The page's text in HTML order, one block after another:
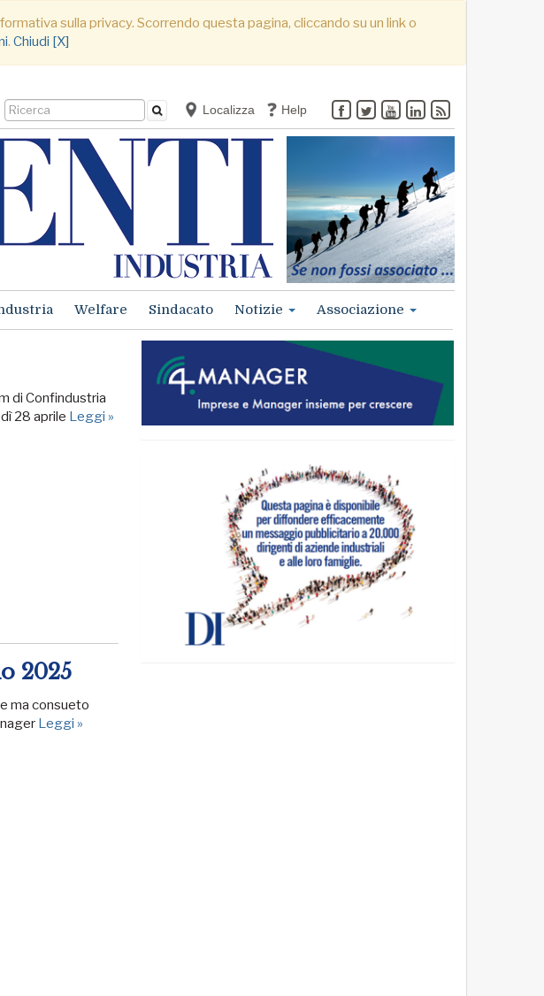
sulla privacy. Scorrendo questa pagina, cliccando su un link o
. Chiudi [X]
Localizza Help
Welfare Sindacato Notizie Associazione
di Confindustria
28 aprile Leggi »
2025
ma consueto
Leggi »